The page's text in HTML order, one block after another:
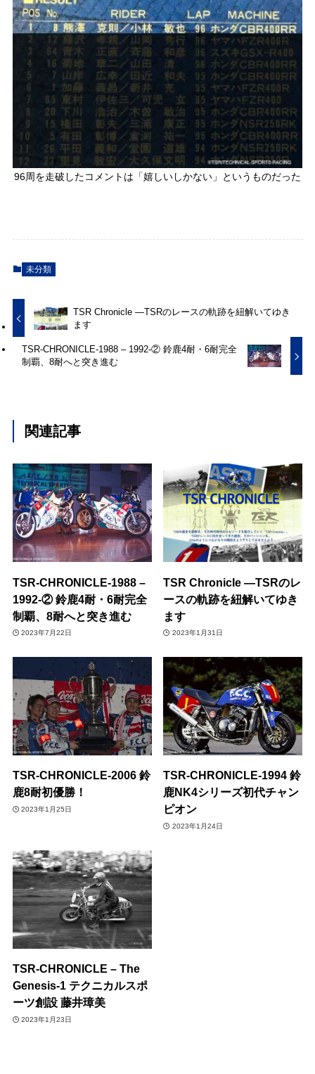
96周を走破したコメントは「嬉しいしかない」というものだった
未分類
TSR Chronicle ―TSRのレースの軌跡を紐解いてゆき
ます
TSR-CHRONICLE-1988 – 1992-② 鈴鹿4耐・6耐完全
制覇、8耐へと突き進む
関連記事
TSR-CHRONICLE-1988 –
1992-② 鈴鹿4耐・6耐完全
制覇、8耐へと突き進む
2023年7月22日
TSR Chronicle ―TSRのレ
ースの軌跡を紐解いてゆき
ます
2023年1月31日
TSR-CHRONICLE-2006 鈴
鹿8耐初優勝！
2023年1月25日
TSR-CHRONICLE-1994 鈴
鹿NK4シリーズ初代チャン
ピオン
2023年1月24日
TSR-CHRONICLE – The
Genesis-1 テクニカルスポ
ーツ創設 藤井璋美
2023年1月23日